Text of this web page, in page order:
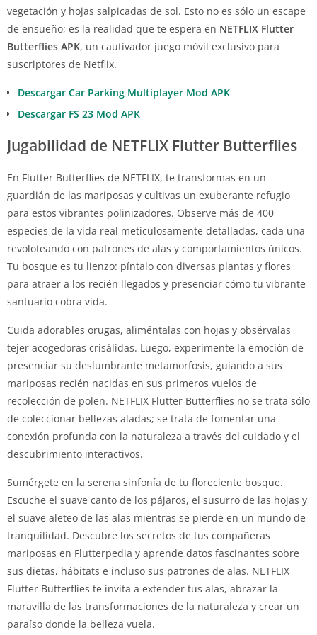
vegetación y hojas salpicadas de sol. Esto no es sólo un escape
de ensueño; es la realidad que te espera en NETFLIX Flutter
Butterflies APK, un cautivador juego móvil exclusivo para
suscriptores de Netflix.
Descargar Car Parking Multiplayer Mod APK
Descargar FS 23 Mod APK
Jugabilidad de NETFLIX Flutter Butterflies
En Flutter Butterflies de NETFLIX, te transformas en un
guardián de las mariposas y cultivas un exuberante refugio
para estos vibrantes polinizadores. Observe más de 400
especies de la vida real meticulosamente detalladas, cada una
revoloteando con patrones de alas y comportamientos únicos.
Tu bosque es tu lienzo: píntalo con diversas plantas y flores
para atraer a los recién llegados y presenciar cómo tu vibrante
santuario cobra vida.
Cuida adorables orugas, aliméntalas con hojas y obsérvalas
tejer acogedoras crisálidas. Luego, experimente la emoción de
presenciar su deslumbrante metamorfosis, guiando a sus
mariposas recién nacidas en sus primeros vuelos de
recolección de polen. NETFLIX Flutter Butterflies no se trata sólo
de coleccionar bellezas aladas; se trata de fomentar una
conexión profunda con la naturaleza a través del cuidado y el
descubrimiento interactivos.
Sumérgete en la serena sinfonía de tu floreciente bosque.
Escuche el suave canto de los pájaros, el susurro de las hojas y
el suave aleteo de las alas mientras se pierde en un mundo de
tranquilidad. Descubre los secretos de tus compañeras
mariposas en Flutterpedia y aprende datos fascinantes sobre
sus dietas, hábitats e incluso sus patrones de alas. NETFLIX
Flutter Butterflies te invita a extender tus alas, abrazar la
maravilla de las transformaciones de la naturaleza y crear un
paraíso donde la belleza vuela.